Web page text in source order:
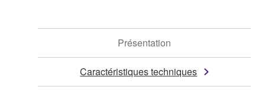
Présentation
Caractéristiques techniques